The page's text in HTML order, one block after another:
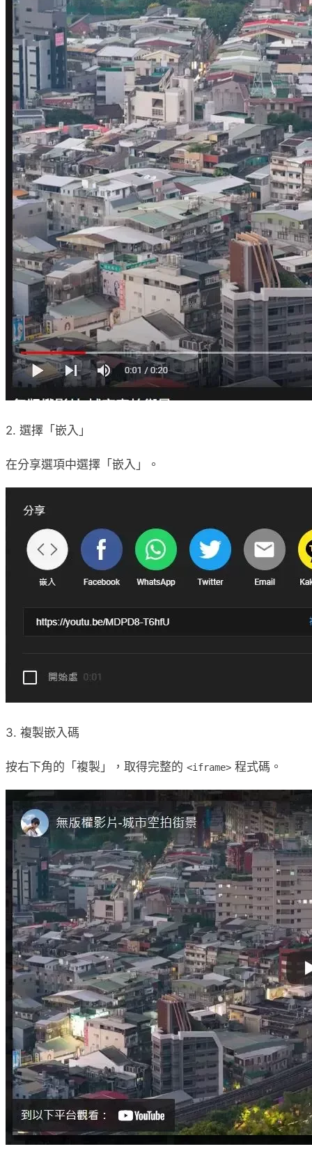
2. 選擇「嵌入」
在分享選項中選擇「嵌入」。
3. 複製嵌入碼
按右下角的「複製」，取得完整的 <iframe> 程式碼。